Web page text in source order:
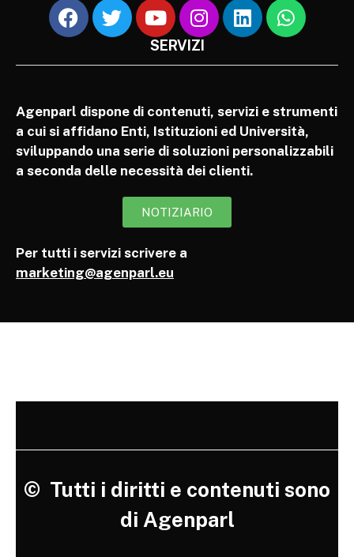
SERVIZI
Agenparl dispone di contenuti, servizi e strumenti
a cui si affidano Enti, Istituzioni ed Università,
sviluppando una serie di soluzioni personalizzabili
a seconda delle necessità dei clienti.
NOTIZIARIO
Per tutti i servizi scrivere a
marketing@agenparl.eu
© Tutti i diritti e contenuti sono
di Agenparl